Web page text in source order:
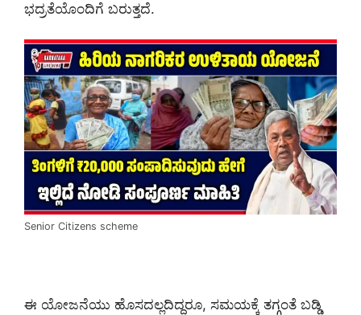
ಭದ್ರತೆಯೊಂದಿಗೆ ಬರುತ್ತದೆ.
Senior Citizens scheme
ಈ ಯೋಜನೆಯು ಹೊಸದಲ್ಲದಿದ್ದರೂ, ಸಮಯಕ್ಕೆ ತಗ್ಗಂತೆ ಬಡ್ಡಿ